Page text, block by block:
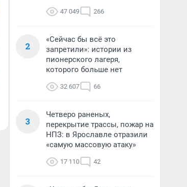
47 049 266
2
«Сейчас бы всё это
запретили»: истории из
пионерского лагеря,
которого больше нет
32 607 66
3
Четверо раненых,
перекрытие трассы, пожар на
НПЗ: в Ярославле отразили
«самую массовую атаку»
17 110 42